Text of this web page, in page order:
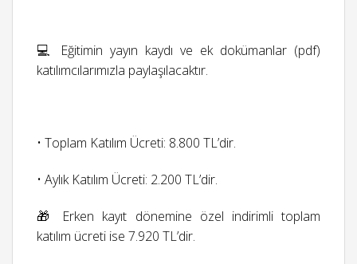
💻 Eğitimin yayın kaydı ve ek dokümanlar (pdf)
katılımcılarımızla paylaşılacaktır.
• Toplam Katılım Ücreti: 8.800 TL’dir.
• Aylık Katılım Ücreti: 2.200 TL’dir.
🎁 Erken kayıt dönemine özel indirimli toplam
katılım ücreti ise 7.920 TL’dir.